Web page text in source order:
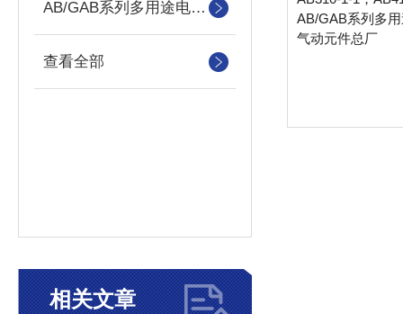
AB/GAB系列多用途电磁阀
查看全部
相关文章